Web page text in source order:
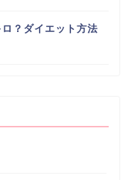
？ダイエット方法